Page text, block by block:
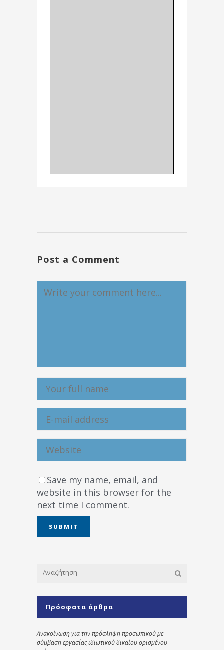
Post a Comment
Save my name, email, and
website in this browser for the
next time I comment.
Πρόσφατα άρθρα
Ανακοίνωση για την πρόσληψη προσωπικού με
σύμβαση εργασίας ιδιωτικού δικαίου ορισμένου